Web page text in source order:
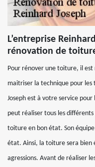
L’entreprise
rénovation de
Pour rénover une toiture, il
maitriser la technique pour les
Joseph est à votre service
peut réaliser tous les différents
toiture en bon état. Son
état. Ainsi, la toiture sera bien
agressions. Avant de réaliser